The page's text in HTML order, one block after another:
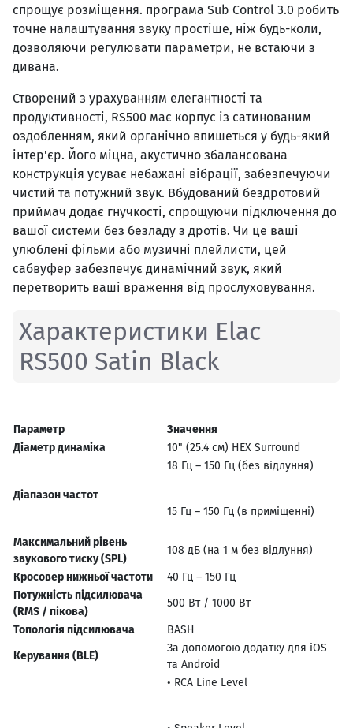
спрощує розміщення. програма Sub Control 3.0 робить
точне налаштування звуку простіше, ніж будь-коли,
дозволяючи регулювати параметри, не встаючи з
дивана.
Створений з урахуванням елегантності та
продуктивності, RS500 має корпус із сатинованим
оздобленням, який органічно впишеться у будь-який
інтер'єр. Його міцна, акустично збалансована
конструкція усуває небажані вібрації, забезпечуючи
чистий та потужний звук. Вбудований бездротовий
приймач додає гнучкості, спрощуючи підключення до
вашої системи без безладу з дротів. Чи це ваші
улюблені фільми або музичні плейлисти, цей
сабвуфер забезпечує динамічний звук, який
перетворить ваші враження від прослуховування.
Характеристики Elac
RS500 Satin Black
Параметр
Значення
Діаметр динаміка
10" (25.4 см) HEX Surround
Діапазон частот
18 Гц – 150 Гц (без відлуння)
15 Гц – 150 Гц (в приміщенні)
Максимальний рівень
звукового тиску (SPL)
108 дБ (на 1 м без відлуння)
Кросовер нижньої частоти
40 Гц – 150 Гц
Потужність підсилювача
(RMS / пікова)
500 Вт / 1000 Вт
Топологія підсилювача
BASH
Керування (BLE)
За допомогою додатку для iOS
та Android
• RCA Line Level